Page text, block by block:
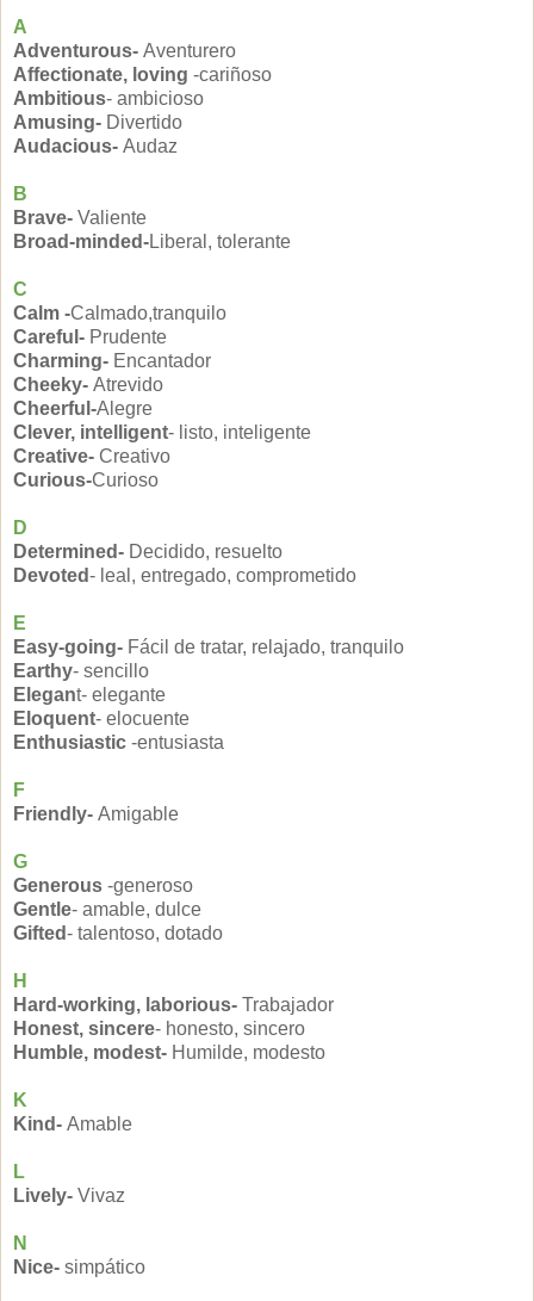
A
Adventurous-Aventurero
Affectionate, loving-cariñoso
Ambitious- ambicioso
Amusing- Divertido
Audacious-Audaz
B
Brave-Valiente
Broad-minded-Liberal, tolerante
C
Calm -Calmado,tranquilo
Careful- Prudente
Charming- Encantador
Cheeky-Atrevido
Cheerful-Alegre
Clever, intelligent- listo, inteligente
Creative-Creativo
Curious-Curioso
D
Determined- Decidido, resuelto
Devoted- leal, entregado, comprometido
E
Easy-going- Fácil de tratar, relajado, tranquilo
Earthy- sencillo
Elegant- elegante
Eloquent- elocuente
Enthusiastic -entusiasta
F
Friendly-Amigable
G
Generous -generoso
Gentle- amable, dulce
Gifted- talentoso, dotado
H
Hard-working, laborious-Trabajador
Honest, sincere- honesto, sincero
Humble, modest- Humilde, modesto
K
Kind-Amable
L
Lively-Vivaz
N
Nice- simpático